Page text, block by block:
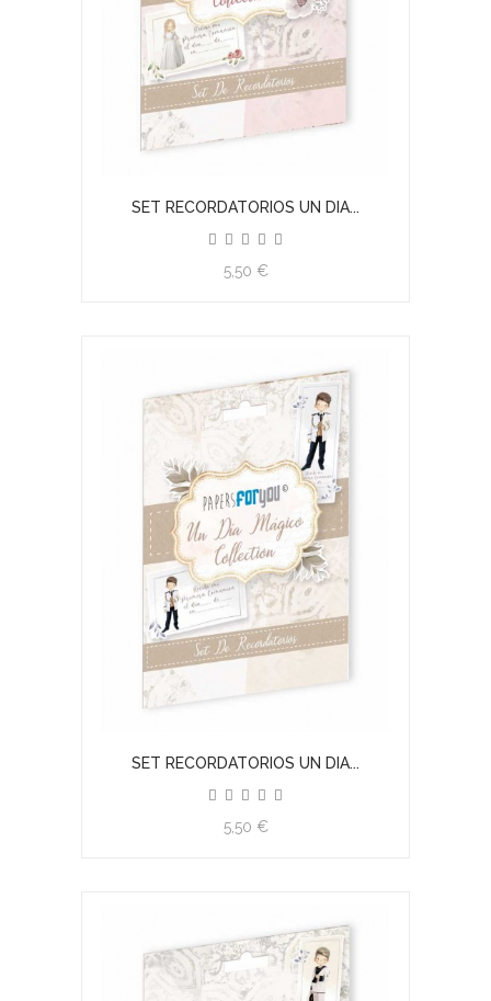
SET RECORDATORIOS UN DIA...
5,50 €
SET RECORDATORIOS UN DIA...
5,50 €